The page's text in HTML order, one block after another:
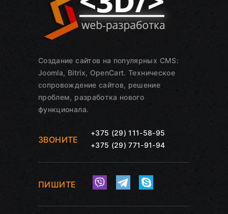
Создание сайтов на популярных CMS:
Joomla, Bitrix, OpenCart. Техническое
сопровождение сайтов, решение
проблем, разработка нового
функционала.
ЗВОНИТЕ
+375 (29) 111-58-95
+375 (29) 771-91-94
ПИШИТЕ